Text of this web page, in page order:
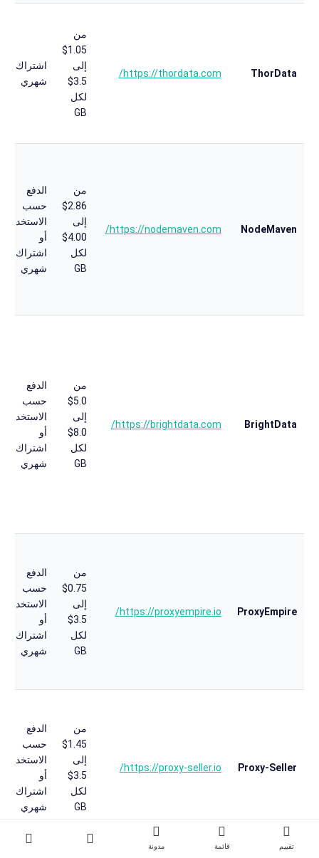
ThorData
https://thordata.com/
من
1.05$
إلى
3.5$
لكل
GB
اشتراك
شهري
NodeMaven
https://nodemaven.com/
من
2.86$
إلى
4.00$
لكل
GB
الدفع
حسب
الاستخدام
أو
اشتراك
شهري
BrightData
https://brightdata.com/
من
5.0$
إلى
8.0$
لكل
GB
الدفع
حسب
الاستخدام
أو
اشتراك
شهري
ProxyEmpire
https://proxyempire.io/
من
0.75$
إلى
3.5$
لكل
GB
الدفع
حسب
الاستخدام
أو
اشتراك
شهري
Proxy-Seller
https://proxy-seller.io/
من
1.45$
إلى
3.5$
لكل
GB
الدفع
حسب
الاستخدام
أو
اشتراك
شهري
تقييم قائمة مدونة